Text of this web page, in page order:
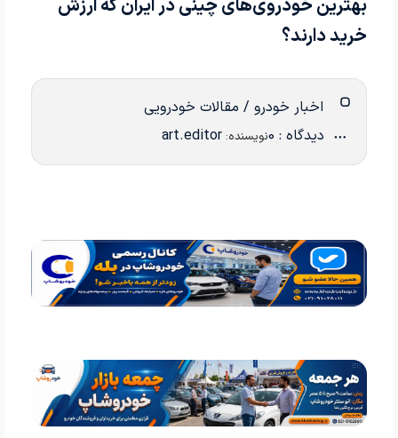
بهترین خودروی‌های چینی در ایران که ارزش
خرید دارند؟
اخبار خودرو / مقالات خودرویی
دیدگاه : 0 نویسنده: art.editor